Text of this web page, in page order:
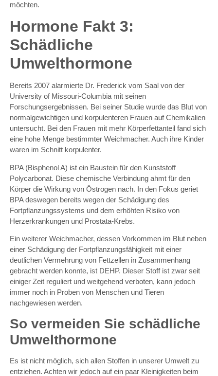
möchten.
Hormone Fakt 3:
Schädliche
Umwelthormone
Bereits 2007 alarmierte Dr. Frederick vom Saal von der
University of Missouri-Columbia mit seinen
Forschungsergebnissen. Bei seiner Studie wurde das Blut von
normalgewichtigen und korpulenteren Frauen auf Chemikalien
untersucht. Bei den Frauen mit mehr Körperfettanteil fand sich
eine hohe Menge bestimmter Weichmacher. Auch ihre Kinder
waren im Schnitt korpulenter.
BPA (Bisphenol A) ist ein Baustein für den Kunststoff
Polycarbonat. Diese chemische Verbindung ahmt für den
Körper die Wirkung von Östrogen nach. In den Fokus geriet
BPA deswegen bereits wegen der Schädigung des
Fortpflanzungssystems und dem erhöhten Risiko von
Herzerkrankungen und Prostata-Krebs.
Ein weiterer Weichmacher, dessen Vorkommen im Blut neben
einer Schädigung der Fortpflanzungsfähigkeit mit einer
deutlichen Vermehrung von Fettzellen in Zusammenhang
gebracht werden konnte, ist DEHP. Dieser Stoff ist zwar seit
einiger Zeit reguliert und weitgehend verboten, kann jedoch
immer noch in Proben von Menschen und Tieren
nachgewiesen werden.
So vermeiden Sie schädliche
Umwelthormone
Es ist nicht möglich, sich allen Stoffen in unserer Umwelt zu
entziehen. Achten wir jedoch auf ein paar Kleinigkeiten beim